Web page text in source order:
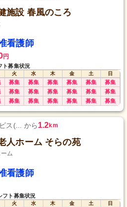
施設 春風のころ
看護師
円
ト募集状況
火 水 木 金 土
日
募集 募集 募集 募集 募集 募集
募集 募集 募集 募集 募集 募集
募集 募集 募集 募集 募集 募集
ス(... から1.2km
人ホーム そらの苑
ム
看護師
フト募集状況
火 水 木 金 土
日